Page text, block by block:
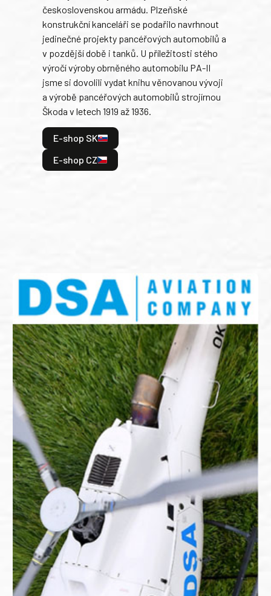
československou armádu. Plzeňské
konstrukční kanceláři se podařilo navrhnout
jedinečné projekty pancéřových automobilů a
v pozdější době i tanků. U příležitosti stého
výročí výroby obrněného automobilu PA-II
jsme si dovolili vydat knihu věnovanou vývoji
a výrobě pancéřových automobilů strojírnou
Škoda v letech 1919 až 1936.
E-shop SK
E-shop CZ